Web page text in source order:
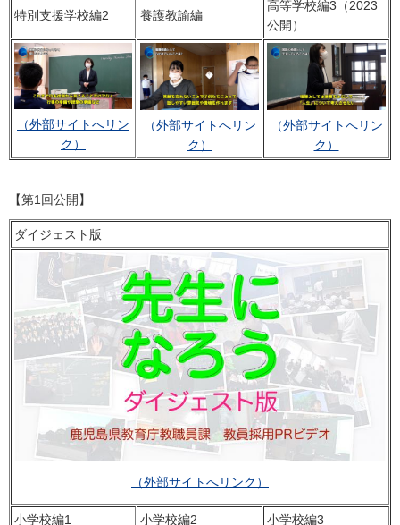
特別支援学校編2 養護教諭編
高等学校編3（2023
公開）
（外部サイトへリン
ク）
（外部サイトへリン
ク）
（外部サイトへリン
ク）
【第1回公開】
ダイジェスト版
（外部サイトへリンク）
小学校編1 小学校編2 小学校編3